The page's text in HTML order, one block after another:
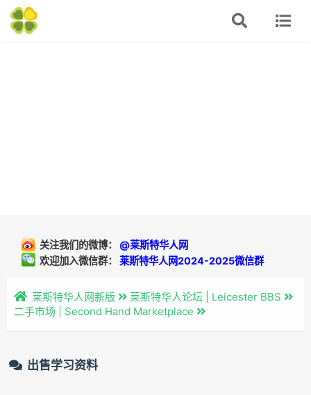
关注我们的微博： @莱斯特华人网
欢迎加入微信群： 莱斯特华人网2024-2025微信群
莱斯特华人网新版
莱斯特华人论坛 | Leicester BBS
二手市场 | Second Hand Marketplace
出售学习资料